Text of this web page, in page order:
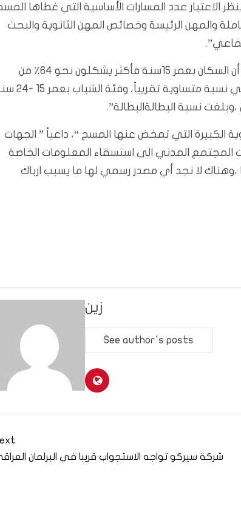
الاعتبار عدد المسارات الأساسية التي غطاها
والمهن الرئيسة وخصائص المهن الثانوية والبحث
وأوضح: “لقد كان من بين المؤشرات المهمة التي أظهرها المسح أن السكان بعمر 15سنة فأكثر يشكلون نحو 64٪ من
إجمالي السكان ،وشكل الذكور منهم بحدود 50٪ والأناث 50٪ وهي نسبة
الكبيرة التي تمخض عنها المسح “، داعياً ” الجهات
المجتمع المدني الى استسقاء المعلومات الخاصة
لا نجد أي مصدر رسمي لها ما يسبب ارباك
زين
See author's posts
شركة سيركو تواجه الاستجواب قريبا في البرلمان